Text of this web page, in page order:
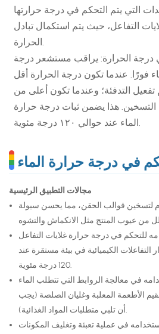
التي يتم التحكم في درجة حرارتها
التفاعل، حيث يتم استكمال تبادل
الحرارة.
درجة الحرارة: يراقب مستشعر درجة
فورًا. عندما تكون درجة الحرارة أقل
تفعيل التدفئة؛ وعندما تكون أعلى من
التسخين. هذا يضمن ثبات درجة حرارة
الماء عند حوالي ١٢٠ درجة مئوية.
في درجة حرارة الماء
مجالات التطبيق الرئيسية
لتسخين قوالب الحقن، مما يحسن سيولة
للتحكم في درجة حرارة غلايات التفاعل
الكيميائية في بيئة مستقرة عند
120 درجة مئوية.
في معالجة الروابط التي تتطلب الماء
الأطعمة المعلبة وغليان الصلصة (يجب
أن تلبي متطلبات المواد الغذائية).
في عملية تعبئة وتغليف المكونات